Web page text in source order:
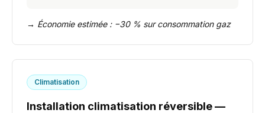
→ Économie estimée : −30 % sur consommation gaz
Climatisation
Installation climatisation réversible —